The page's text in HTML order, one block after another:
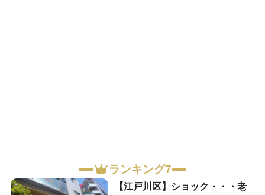
ランキング7
【江戸川区】ショック・・・老